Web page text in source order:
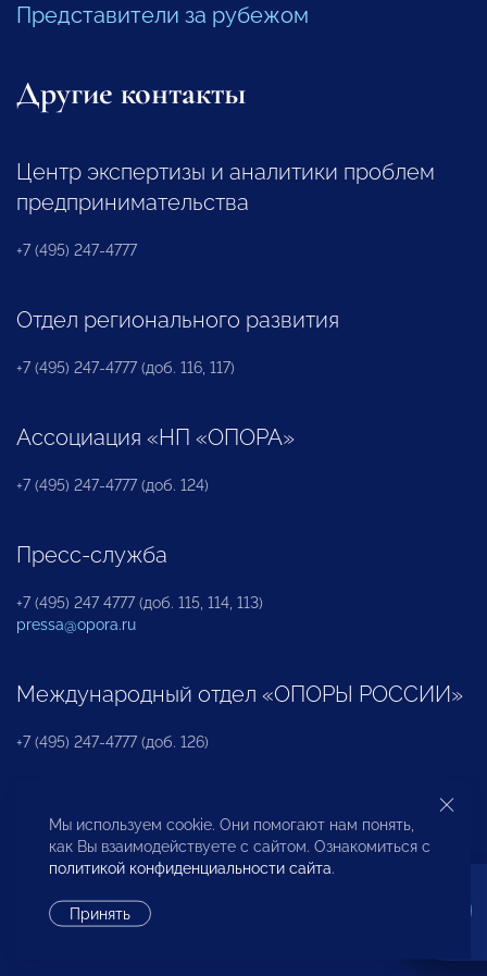
Представители за рубежом
Другие контакты
Центр экспертизы и аналитики проблем
предпринимательства
+7 (495) 247-4777
Отдел регионального развития
+7 (495) 247-4777 (доб. 116, 117)
Ассоциация «НП «ОПОРА»
+7 (495) 247-4777 (доб. 124)
Пресс-служба
+7 (495) 247 4777 (доб. 115, 114, 113)
pressa@opora.ru
Международный отдел «ОПОРЫ РОССИИ»
+7 (495) 247-4777 (доб. 126)
Бюро по защите прав предпринимателей и
инвесторов
Мы используем cookie. Они помогают нам понять,
как Вы взаимодействуете с сайтом. Ознакомиться с
политикой конфиденциальности сайта.
Принять